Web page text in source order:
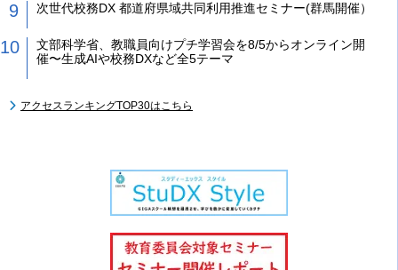
次世代校務DX 都道府県域共同利用推進セミナー(群馬開催）
文部科学省、教職員向けプチ学習会を8/5からオンライン開
催〜生成AIや校務DXなど全5テーマ
アクセスランキングTOP30はこちら